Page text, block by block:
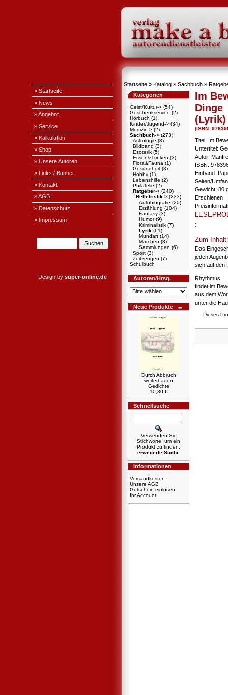
» Startseite
» News
» Angebot
» Service
» Kalkulation
» Shop
» Unsere Autoren
» Links / Banner
» Kontakt
» AGB
» Datenschutz
» Impressum
Design by super-online.de
Startseite » Katalog » Sachbuch »
Kategorien
Geist/Kultur-> (54)
Geschenkservice (2)
Hörbuch (1)
Kinder/Jugend-> (34)
Medizin-> (2)
Sachbuch-> (273)
Astrologie (3)
Bildband (3)
Esoterik (5)
Essen&Trinken (3)
Flora&Fauna (1)
Gesundheit (3)
Hobby (1)
Lebenshilfe (2)
Philatelie (2)
Ratgeber-> (240)
Belletristik-> (233)
Autobiografie (20)
Erzählung (104)
Fantasy (3)
Humor(9)
Kriminalistik (7)
Lyrik (61)
Mundart (14)
Märchen (8)
Sammlungen (6)
Sport (3)
Zeitzeugen (7)
Schulbuch
Autoren/Hrsg.
Neue Produkte
Durch Abbruch
weiterbauen
Gedichte
10,80 €
Schnellsuche
Verwenden Sie
Stichworte, um ein
Produkt zu finden.
erweiterte Suche
Informationen
Versandkosten
Unsere AGB
Gutschein einlösen
Ihr Account
Im
Dinge
(Lyrik)
[ISBN:
Titel: Im
Untertitel:
Autor:
ISBN:
Einband:
Seiten/
Gewicht: 80
Erschienen :
:
Zum Inhalt:
Das
jeden
sich auf den
Rhythmus
findet im
aus dem
unter die
Dieses